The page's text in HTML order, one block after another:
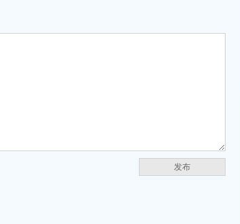
发布